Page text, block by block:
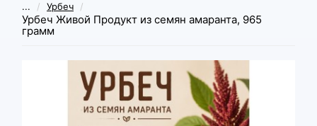
... Урбеч
Урбеч Живой Продукт из семян амаранта, 965
грамм